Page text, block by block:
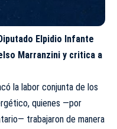
Elpidio Infante
Marranzini y critica a
la labor conjunta de los
quienes —por
trabajaron de manera